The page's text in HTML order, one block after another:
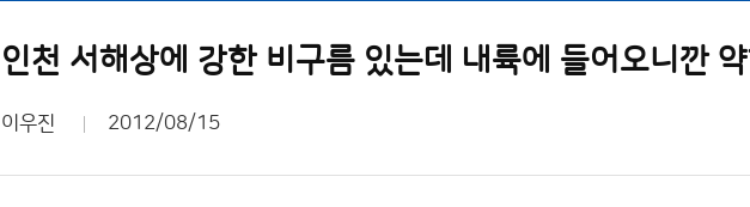
인천 서해상에 강한 비구름 있는데 내륙에 들어오니깐
이우진 2012/08/15